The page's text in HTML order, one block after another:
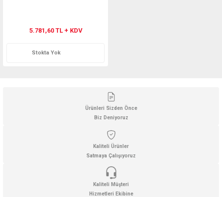
5.781,60 TL + KDV
Stokta Yok
Ürünleri Sizden Önce
Biz Deniyoruz
Kaliteli Ürünler
Satmaya Çalışıyoruz
Kaliteli Müşteri
Hizmetleri Ekibine